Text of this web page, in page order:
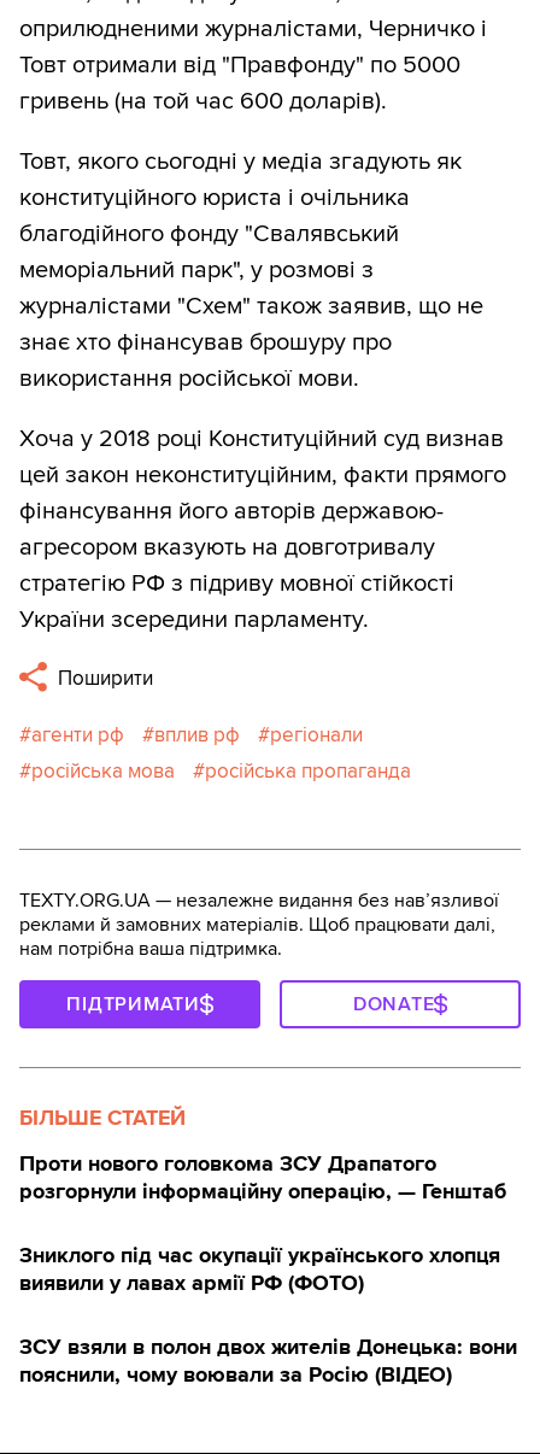
оприлюдненими журналістами, Черничко і
Товт отримали від "Правфонду" по 5000
гривень (на той час 600 доларів).
Товт, якого сьогодні у медіа згадують як
конституційного юриста і очільника
благодійного фонду "Свалявський
меморіальний парк", у розмові з
журналістами "Схем" також заявив, що не
знає хто фінансував брошуру про
використання російської мови.
Хоча у 2018 році Конституційний суд визнав
цей закон неконституційним, факти прямого
фінансування його авторів державою-
агресором вказують на довготривалу
стратегію РФ з підриву мовної стійкості
України зсередини парламенту.
Поширити
агенти рф вплив рф
регіонали
російська мова
російська пропаганда
TEXTY.ORG.UA — незалежне видання без навʼязливої
реклами й замовних матеріалів. Щоб працювати далі,
нам потрібна ваша підтримка.
ПІДТРИМАТИ DONATE
БІЛЬШЕ СТАТЕЙ
Проти нового головкома ЗСУ Драпатого
розгорнули інформаційну операцію, — Генштаб
Зниклого під час окупації українського хлопця
виявили у лавах армії РФ (ФОТО)
ЗСУ взяли в полон двох жителів Донецька: вони
пояснили, чому воювали за Росію (ВІДЕО)